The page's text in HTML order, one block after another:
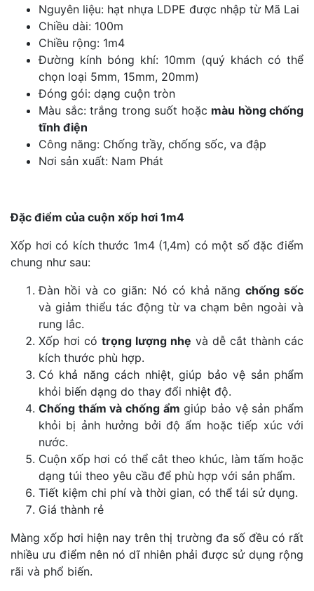
Nguyên liệu: hạt nhựa LDPE được nhập từ Mã Lai
Chiều dài: 100m
Chiều rộng: 1m4
Đường kính bóng khí: 10mm (quý khách có thể
chọn loại 5mm, 15mm, 20mm)
Đóng gói: dạng cuộn tròn
Màu sắc: trắng trong suốt hoặc màu hồng chống
tĩnh điện
Công năng: Chống trầy, chống sốc, va đập
Nơi sản xuất: Nam Phát
Đặc điểm của cuộn xốp hơi 1m4
Xốp hơi có kích thước 1m4 (1,4m) có một số đặc điểm
chung như sau:
Đàn hồi và co giãn: Nó có khả năng chống sốc
và giảm thiểu tác động từ va chạm bên ngoài và
rung lắc.
Xốp hơi có trọng lượng nhẹ và dễ cắt thành các
kích thước phù hợp.
Có khả năng cách nhiệt, giúp bảo vệ sản phẩm
khỏi biến dạng do thay đổi nhiệt độ.
Chống thấm và chống ẩm giúp bảo vệ sản phẩm
khỏi bị ảnh hưởng bởi độ ẩm hoặc tiếp xúc với
nước.
Cuộn xốp hơi có thể cắt theo khúc, làm tấm hoặc
dạng túi theo yêu cầu để phù hợp với sản phẩm.
Tiết kiệm chi phí và thời gian, có thể tái sử dụng.
Giá thành rẻ
Màng xốp hơi hiện nay trên thị trường đa số đều có rất
nhiều ưu điểm nên nó dĩ nhiên phải được sử dụng rộng
rãi và phổ biến.